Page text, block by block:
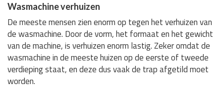
Wasmachine verhuizen
De meeste mensen zien enorm op tegen het verhuizen van
de wasmachine. Door de vorm, het formaat en het gewicht
van de machine, is verhuizen enorm lastig. Zeker omdat de
wasmachine in de meeste huizen op de eerste of tweede
verdieping staat, en deze dus vaak de trap afgetild moet
worden.